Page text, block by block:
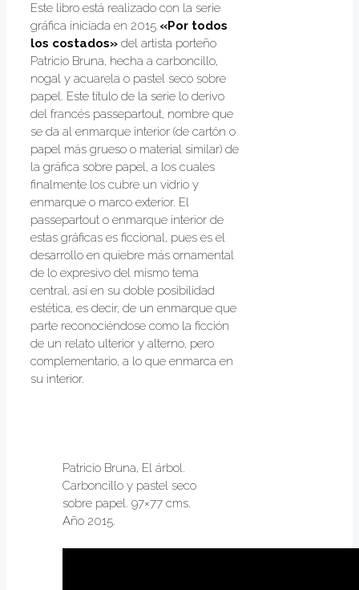
Este libro está realizado con la serie
gráfica iniciada en 2015 «Por todos
los costados» del artista porteño
Patricio Bruna, hecha a carboncillo,
nogal y acuarela o pastel seco sobre
papel. Este título de la serie lo derivo
del francés passepartout, nombre que
se da al enmarque interior (de cartón o
papel más grueso o material similar) de
la gráfica sobre papel, a los cuales
finalmente los cubre un vidrio y
enmarque o marco exterior. El
passepartout o enmarque interior de
estas gráficas es ficcional, pues es el
desarrollo en quiebre más ornamental
de lo expresivo del mismo tema
central, así en su doble posibilidad
estética, es decir, de un enmarque que
parte reconociéndose como la ficción
de un relato ulterior y alterno, pero
complementario, a lo que enmarca en
su interior.
Patricio Bruna, El árbol.
Carboncillo y pastel seco
sobre papel. 97×77 cms.
Año 2015.